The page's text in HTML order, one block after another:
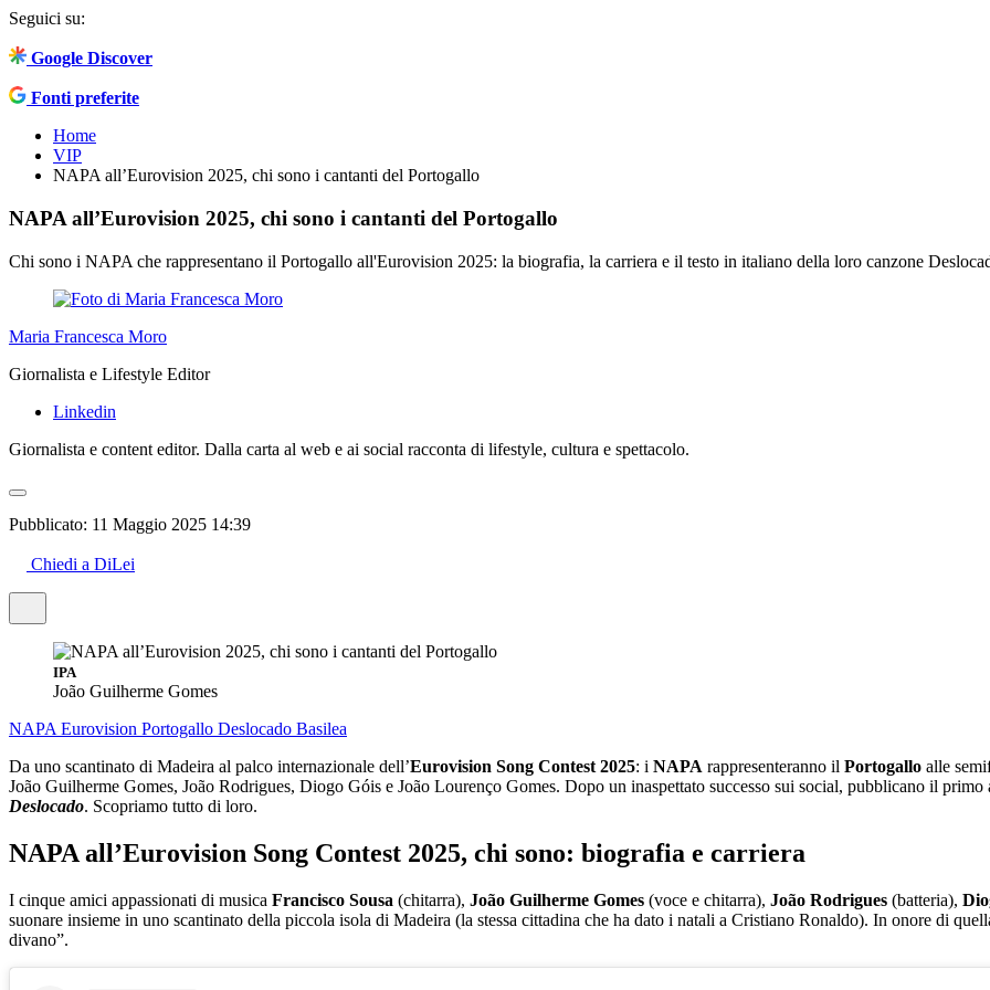
Seguici su:
Google Discover
Fonti preferite
Home
VIP
NAPA all’Eurovision 2025, chi sono i cantanti del Portogallo
NAPA all’Eurovision 2025, chi sono i cantanti del Portogallo
Chi sono i NAPA che rappresentano il Portogallo all'Eurovision 2025: la biografia, la carriera e il testo in italiano della loro canzone
Maria Francesca Moro
Giornalista e Lifestyle Editor
Linkedin
Giornalista e content editor. Dalla carta al web e ai social racconta di lifestyle, cultura e spettacolo.
Pubblicato: 11 Maggio 2025 14:39
Chiedi a DiLei
IPA
João Guilherme Gomes
NAPA Eurovision Portogallo Deslocado Basilea
Da uno scantinato di Madeira al palco internazionale dell’Eurovision Song Contest 2025: i NAPA rappresenteranno il Portogallo alle
João Guilherme Gomes, João Rodrigues, Diogo Góis e João Lourenço Gomes. Dopo un inaspettato successo sui social, pubblicano il
Deslocado. Scopriamo tutto di loro.
NAPA all’Eurovision Song Contest 2025, chi sono: biografia e carriera
I cinque amici appassionati di musica Francisco Sousa (chitarra), João Guilherme Gomes (voce e chitarra), João Rodrigues (batteria),
suonare insieme in uno scantinato della piccola isola di Madeira (la stessa cittadina che ha dato i natali a Cristiano Ronaldo). In onore di
divano”.